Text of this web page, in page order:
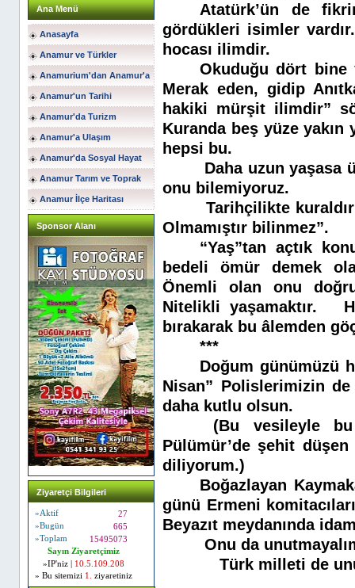
Ana Menü
Anasayfa
Anamur ve Türkler
Anamurium'dan Anamur'a
Anamur'un Tarihi
Anamur'da Turizm
Anamur'a Ulaşım
Anamur'da Sosyal Hayat
Anamur Tarım ve Toprak
Anamur İlçe Haritası
Sponsor Alanı
Ziyaretçi Bilgileri
»Aktif
27
»Bugün
665
»Toplam
15495073
Sayın Ziyaretçimiz
»IP'niz |
10.5.109.208
» Bu sitemizi 1. ziyaretiniz
Atatürk’ün de
gördükleri isimler
hocası ilimdir.
Okuduğu dört bine
Merak eden, gidip
hakiki mürşit ilimdir”
Kuranda beş yüze yakın
hepsi bu.
Daha uzun yaşasa
onu bilemiyoruz.
Tarihçilikte
Olmamıştır bilinmez”.
“Yaş”tan açtık
bedeli ömür demek
Önemli olan onu
Nitelikli yaşamaktır.
bırakarak bu âlemden
***
Doğum günümüzü
Nisan” Polislerimizin
daha kutlu olsun.
(Bu vesileyle
Pülümür’de şehit
diliyorum.)
Boğazlayan
günü Ermeni
Beyazıt meydanında
Onu da
Türk milleti de